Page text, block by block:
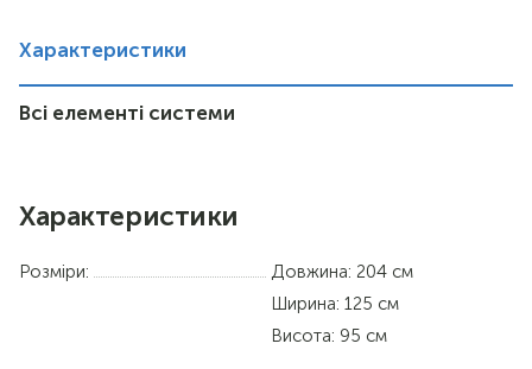
Характеристики
Всі елементі системи
Характеристики
Розміри:
Довжина: 204 см
Ширина: 125 см
Висота: 95 см